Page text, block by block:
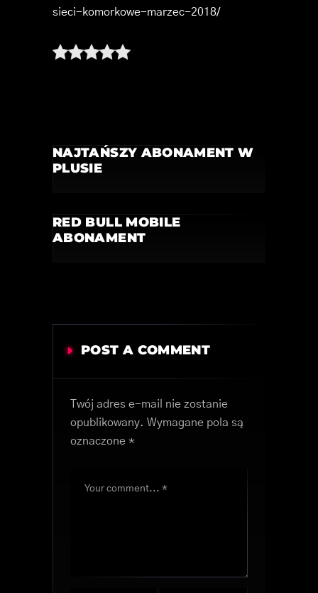
sieci-komorkowe-marzec-2018/
NAJTAŃSZY ABONAMENT W
PLUSIE
RED BULL MOBILE
ABONAMENT
POST A COMMENT
Twój adres e-mail nie zostanie
opublikowany. Wymagane pola są
oznaczone *